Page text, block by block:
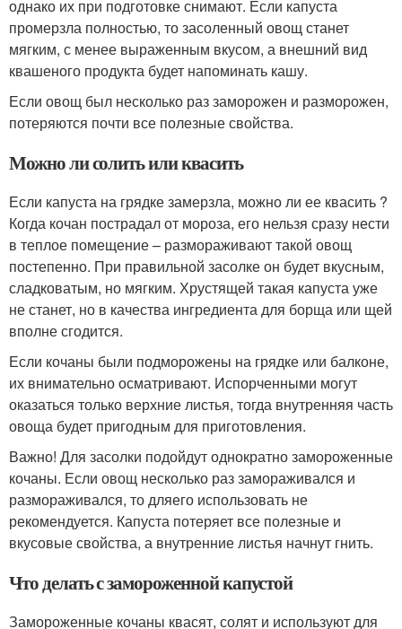
однако их при подготовке снимают. Если капуста
промерзла полностью, то засоленный овощ станет
мягким, с менее выраженным вкусом, а внешний вид
квашеного продукта будет напоминать кашу.
Если овощ был несколько раз заморожен и разморожен,
потеряются почти все полезные свойства.
Можно ли солить или квасить
Если капуста на грядке замерзла, можно ли ее квасить ?
Когда кочан пострадал от мороза, его нельзя сразу нести
в теплое помещение – размораживают такой овощ
постепенно. При правильной засолке он будет вкусным,
сладковатым, но мягким. Хрустящей такая капуста уже
не станет, но в качества ингредиента для борща или щей
вполне сгодится.
Если кочаны были подморожены на грядке или балконе,
их внимательно осматривают. Испорченными могут
оказаться только верхние листья, тогда внутренняя часть
овоща будет пригодным для приготовления.
Важно! Для засолки подойдут однократно замороженные
кочаны. Если овощ несколько раз замораживался и
размораживался, то дляего использовать не
рекомендуется. Капуста потеряет все полезные и
вкусовые свойства, а внутренние листья начнут гнить.
Что делать с замороженной капустой
Замороженные кочаны квасят, солят и используют для